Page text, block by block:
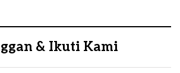
& Ikuti Kami